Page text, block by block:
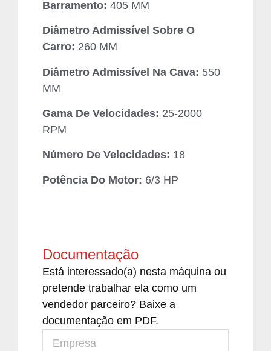
Barramento: 405 MM
Diâmetro Admissível Sobre O
Carro: 260 MM
Diâmetro Admissível Na Cava: 550
MM
Gama De Velocidades: 25-2000
RPM
Número De Velocidades: 18
Potência Do Motor: 6/3 HP
Documentação
Está interessado(a) nesta máquina ou
pretende trabalhar ela como um
vendedor parceiro? Baixe a
documentação em PDF.